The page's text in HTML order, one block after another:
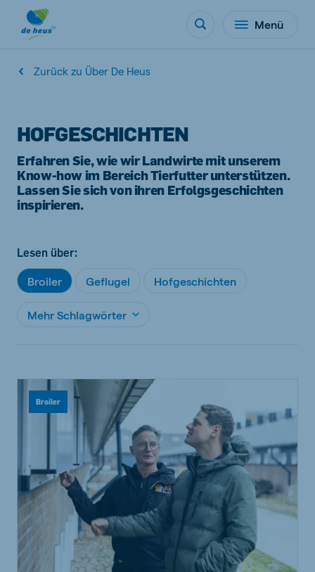
Menü
Zurück zu Über De Heus
HOFGESCHICHTEN
Erfahren Sie, wie wir Landwirte mit unserem
Know-how im Bereich Tierfutter unterstützen.
Lassen Sie sich von ihren Erfolgsgeschichten
inspirieren.
Lesen über:
Broiler Geflugel Hofgeschichten
Mehr Schlagwörter
Broiler